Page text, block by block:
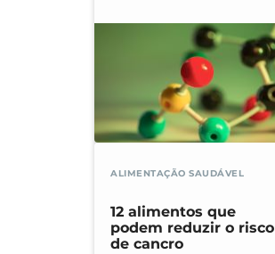
ALIMENTAÇÃO SAUDÁVEL
12 alimentos que
podem reduzir o risco
de cancro